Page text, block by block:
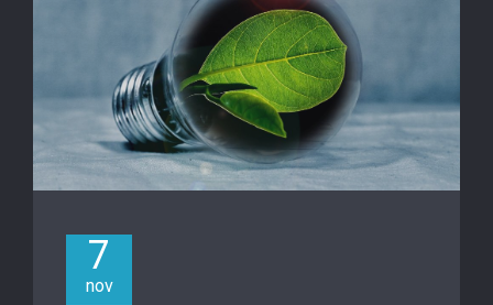
7
nov